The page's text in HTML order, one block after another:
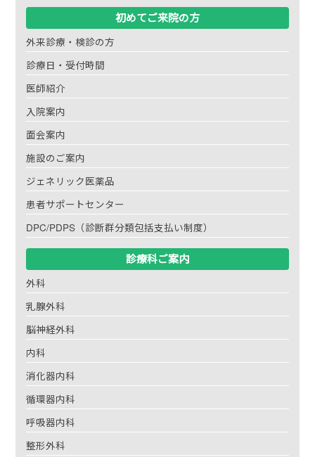
初めてご来院の方
外来診療・検診の方
診療日・受付時間
医師紹介
入院案内
面会案内
施設のご案内
ジェネリック医薬品
患者サポートセンター
DPC/PDPS（診断群分類包括支払い制度）
診療科ご案内
外科
乳腺外科
脳神経外科
内科
消化器内科
循環器内科
呼吸器内科
整形外科